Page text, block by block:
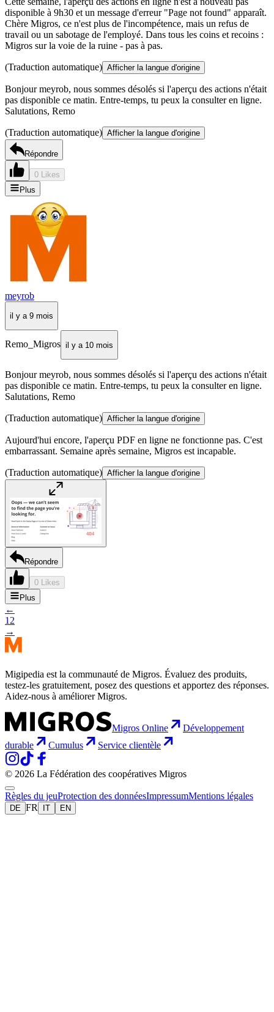
disponible à 9h30 et un message d'erreur "Page not found" apparaît.
Chère Migros, ce n'est plus de l'incompétence, mais un refus de
travail ou un sabotage de l'employé. Dans tous les coins et recoins :
Migros sur la voie de la ruine - pas à pas.
(Traduction automatique) Afficher la langue d'origine
Bonjour meyrob, nous sommes désolés si l'aperçu des actions n'était
pas disponible ce matin. Entre-temps, tu peux la consulter en ligne.
Salutations, Remo
(Traduction automatique) Afficher la langue d'origine
Répondre
0 Likes
Plus
meyrob
il y a 9 mois
Remo_Migros il y a 10 mois
Bonjour meyrob, nous sommes désolés si l'aperçu des actions n'était
pas disponible ce matin. Entre-temps, tu peux la consulter en ligne.
Salutations, Remo
(Traduction automatique) Afficher la langue d'origine
Aujourd'hui encore, l'aperçu PDF en ligne ne fonctionne pas. C'est
embarrassant. Semaine après semaine, Migros est incapable.
(Traduction automatique) Afficher la langue d'origine
Répondre
0 Likes
Plus
←
1 2
→
Migipedia est la communauté de Migros. Évaluez des produits,
testez-les gratuitement, posez des questions et apportez des réponses.
Aidez-nous à améliorer Migros.
Migros Online
Développement
durable
Cumulus Service clientèle
© 2026 La Fédération des coopératives Migros
Règles du jeuProtection des donnéesImpressumMentions légales
DE FR IT EN